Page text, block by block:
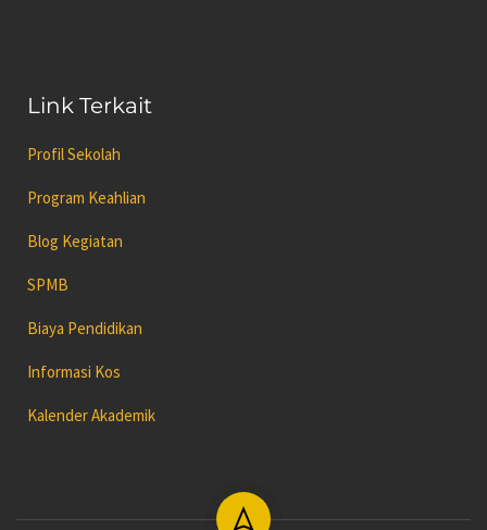
Link Terkait
Profil Sekolah
Program Keahlian
Blog Kegiatan
SPMB
Biaya Pendidikan
Informasi Kos
Kalender Akademik